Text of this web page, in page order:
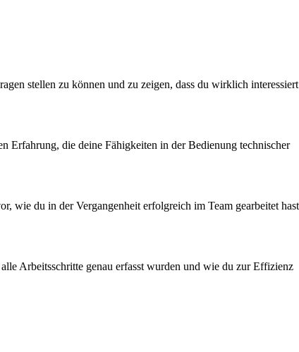
stellen zu können und zu zeigen, dass du wirklich interessiert
Erfahrung, die deine Fähigkeiten in der Bedienung technischer
wie du in der Vergangenheit erfolgreich im Team gearbeitet hast
Arbeitsschritte genau erfasst wurden und wie du zur Effizienz